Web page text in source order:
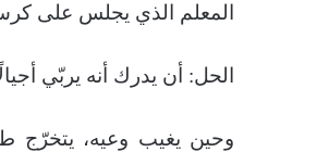
المعلم الذي يجلس على
الحل: أن يدرك أنه يربّي
وحين يغيب وعيه، يتخرّج